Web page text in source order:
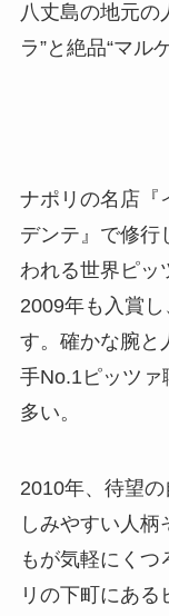
八丈島の地元の
ラ”と絶品“マル
ナポリの名店『
デンテ』で修行
われる世界ピッ
2009年も入賞
す。確かな腕と
手No.1ピッツァ
多い。
2010年、待望
しみやすい人
もが気軽にくつ
リの下町にある